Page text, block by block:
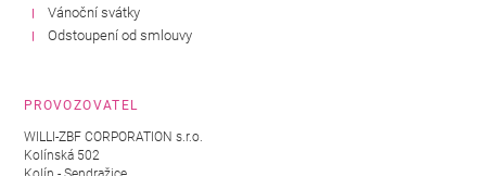
Vánoční svátky
Odstoupení od smlouvy
PROVOZOVATEL
WILLI-ZBF CORPORATION s.r.o.
Kolínská 502